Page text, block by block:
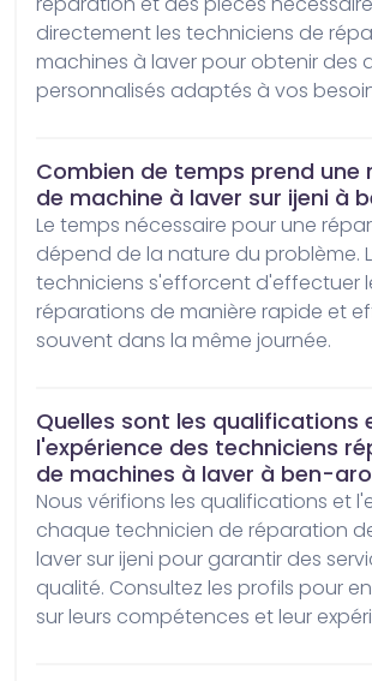
directement les techniciens de
machines à laver pour obtenir des
personnalisés adaptés à vos
Combien de temps prend une
de machine à laver sur ijeni à
Le temps nécessaire pour une réparation
dépend de la nature du problème.
techniciens s'efforcent d'effectuer
réparations de manière rapide et
souvent dans la même journée.
Quelles sont les qualifications
l'expérience des techniciens
de machines à laver à ben-
Nous vérifions les qualifications et l'expérience de
chaque technicien de réparation
laver sur ijeni pour garantir des
qualité. Consultez les profils pour
sur leurs compétences et leur